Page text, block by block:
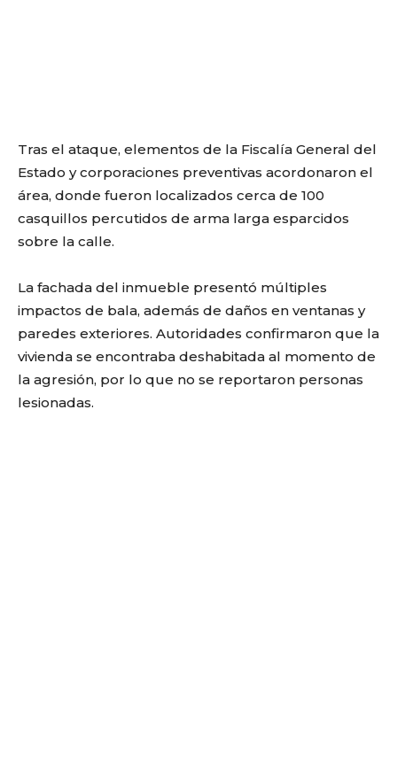
Tras el ataque, elementos de la Fiscalía General del
Estado y corporaciones preventivas acordonaron el
área, donde fueron localizados cerca de 100
casquillos percutidos de arma larga esparcidos
sobre la calle.
La fachada del inmueble presentó múltiples
impactos de bala, además de daños en ventanas y
paredes exteriores. Autoridades confirmaron que la
vivienda se encontraba deshabitada al momento de
la agresión, por lo que no se reportaron personas
lesionadas.